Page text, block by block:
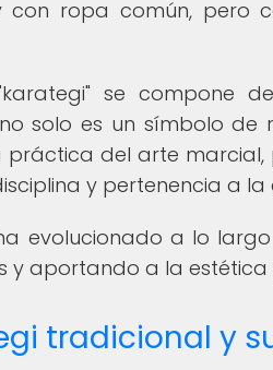
con ropa común, pero
se compone
solo es un símbolo
práctica del arte
y pertenencia a
evolucionado a lo
y aportando a la
tradicional y